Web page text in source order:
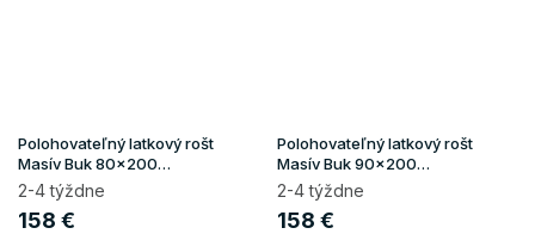
Polohovateľný latkový rošt
Masív Buk 80x200
(150kg/osoba)
2-4 týždne
158 €
Polohovateľný latkový rošt
Masív Buk 90x200
(150kg/osoba)
2-4 týždne
158 €